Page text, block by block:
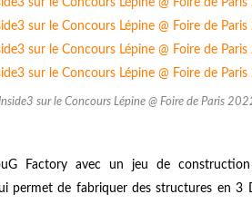
sur le Concours Lépine @ Foire de Paris
Factory avec un jeu de construction
permet de fabriquer des structures en 3